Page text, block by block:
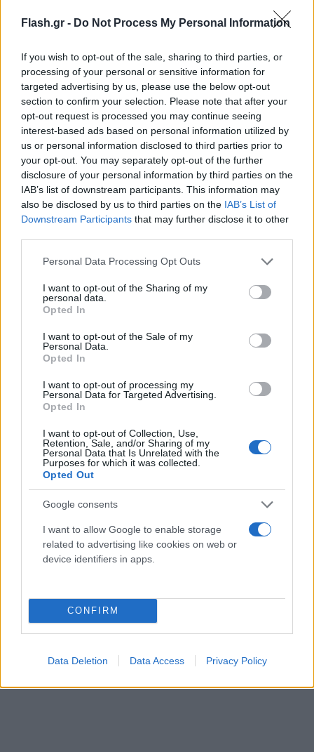
Flash.gr - Do Not Process My Personal Information
If you wish to opt-out of the sale, sharing to third parties, or
processing of your personal or sensitive information for
targeted advertising by us, please use the below opt-out
section to confirm your selection. Please note that after your
opt-out request is processed you may continue seeing
interest-based ads based on personal information utilized by
us or personal information disclosed to third parties prior to
your opt-out. You may separately opt-out of the further
disclosure of your personal information by third parties on the
IAB’s list of downstream participants. This information may
also be disclosed by us to third parties on the IAB’s List of
Downstream Participants that may further disclose it to other
Please note that this website/app uses one or more Google
not limited to your visit or usage behaviour. You may click to
grant or deny consent to Google and its third-party tags to
use your data for below specified purposes in below Google
consent section.
Personal Data Processing Opt Outs
I want to opt-out of the Sharing of my
personal data.
Opted In
I want to opt-out of the Sale of my
Personal Data.
Opted In
I want to opt-out of processing my
Personal Data for Targeted Advertising.
Opted In
I want to opt-out of Collection, Use,
Retention, Sale, and/or Sharing of my
Personal Data that Is Unrelated with the
Purposes for which it was collected.
Opted Out
Google consents
I want to allow Google to enable storage
related to advertising like cookies on web or
device identifiers in apps.
CONFIRM
Data Deletion Data Access Privacy Policy
υπουργείο Ανάπτυξης είχε εκφράσει τη βούληση να
υπάρχει μία πιο καθαρή εικόνα για τις τιμές των
προϊόντων στο ράφι κάτι που όπως εκτιμούσαν,
στελέχη του, θα οδηγούσε και σε καλύτερες τιμές
λόγω ανταγωνισμού.
Η πρωτοβουλία ωστόσο έμεινε γρήγορα στα
υπουργικά συρτάρια καθώς η κυβέρνση, κεντρικά,
είχε απορρίψει το συγκεκριμένο μέτρο.